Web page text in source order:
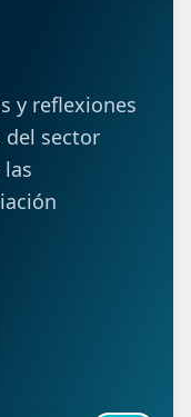
y reflexiones
del sector